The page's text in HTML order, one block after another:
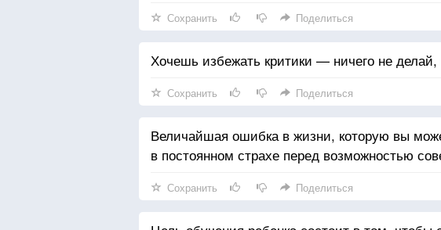
Сохранить Поделиться
Хочешь избежать критики — ничего не делай,
Сохранить Поделиться
Величайшая ошибка в жизни, которую вы
в постоянном страхе перед возможностью
Сохранить Поделиться